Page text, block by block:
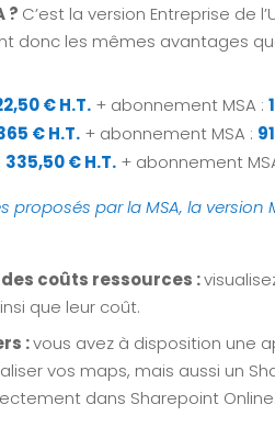
? C’est la version Entreprise de
donc les mêmes avantages
€ H.T. + abonnement MSA :
€ H.T. + abonnement MSA :
335,50 € H.T. + abonnement
proposés par la MSA, la
coûts ressources :
que leur coût.
:vous avez à disposition une
vos maps, mais aussi un
dans Sharepoint Online.